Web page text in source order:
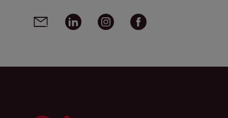
Social Media Links - Artikel teilen
Email Linkedin Instagram